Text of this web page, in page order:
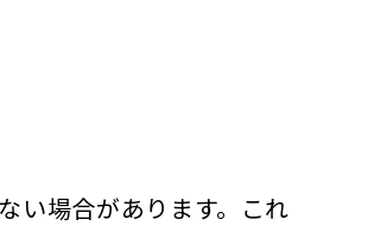
い場合があります。これ